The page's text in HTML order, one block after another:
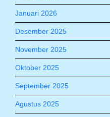
Januari 2026
Desember 2025
November 2025
Oktober 2025
September 2025
Agustus 2025